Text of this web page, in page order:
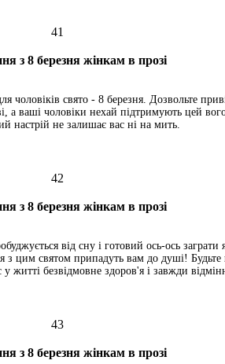
41
з 8 березня жінкам в прозі
чоловіків свято - 8 березня. Дозвольте
а ваші чоловіки нехай підтримують цей
настрій не залишає вас ні на мить.
42
з 8 березня жінкам в прозі
від сну і готовий ось-ось
з цим святом припадуть вам до душі!
житті безвідмовне здоров'я і завжди
43
з 8 березня жінкам в прозі